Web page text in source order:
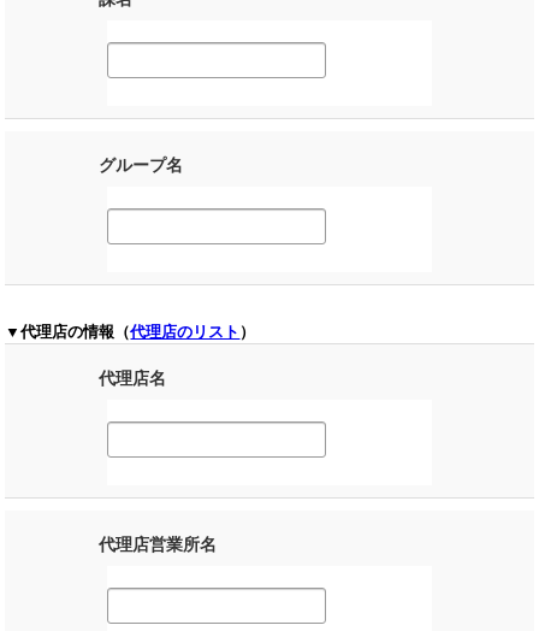
グループ名
▼代理店の情報（代理店のリスト ）
代理店名
代理店営業所名